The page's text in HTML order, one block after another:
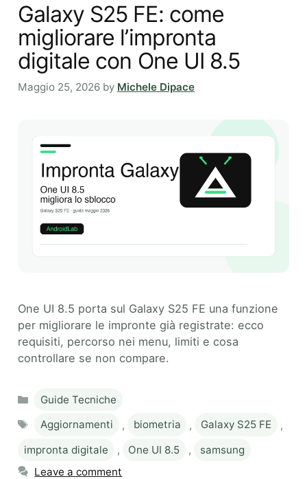
Galaxy S25 FE: come
migliorare l’impronta
digitale con One UI 8.5
Maggio 25, 2026 by Michele Dipace
One UI 8.5 porta sul Galaxy S25 FE una funzione
per migliorare le impronte già registrate: ecco
requisiti, percorso nei menu, limiti e cosa
controllare se non compare.
Categories
Guide Tecniche
Tags
Aggiornamenti , biometria , Galaxy S25 FE
,
impronta digitale
, One UI 8.5 ,
samsung
Leave a comment